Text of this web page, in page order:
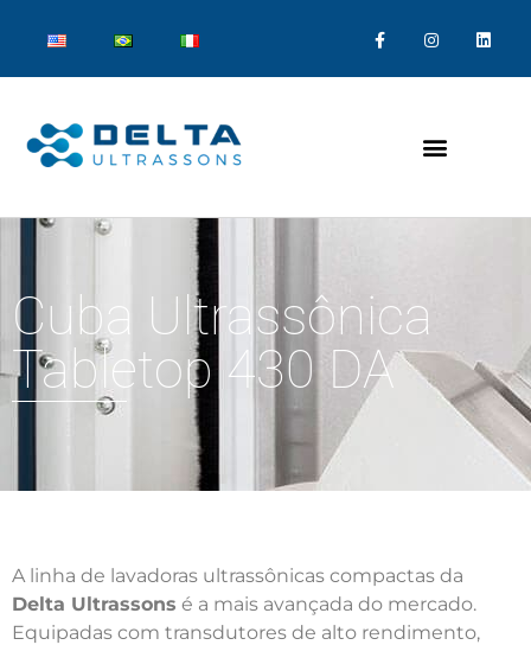
Cuba Ultrassônica
Tabletop 430 DA
A linha de lavadoras ultrassônicas compactas da
Delta Ultrassons é a mais avançada do mercado.
Equipadas com transdutores de alto rendimento,